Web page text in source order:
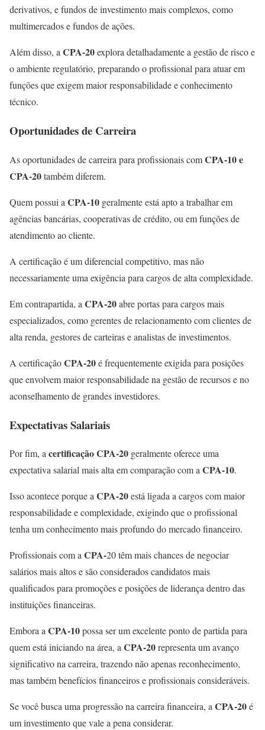
derivativos, e fundos de investimento mais complexos, como
multimercados e fundos de ações.
Além disso, aCPA-20explora detalhadamente a gestão de risco e
o ambiente regulatório, preparando o profissional para atuar em
funções que exigem maior responsabilidade e conhecimento
técnico.
Oportunidades de Carreira
As oportunidades de carreira para profissionais comCPA-10 e
CPA-20também diferem.
Quem possui a CPA-10 geralmente está apto a trabalhar em
agências bancárias, cooperativas de crédito, ou em funções de
atendimento ao cliente.
A certificação é um diferencial competitivo, mas não
necessariamente uma exigência para cargos de alta complexidade.
Em contrapartida, a CPA-20abre portas para cargos mais
especializados, como gerentes de relacionamento com clientes de
alta renda, gestores de carteiras e analistas de investimentos.
A certificaçãoCPA-20é frequentemente exigida para posições
que envolvem maior responsabilidade na gestão de recursos e no
aconselhamento de grandes investidores.
Expectativas Salariais
Por fim, acertificação CPA-20 geralmente oferece uma
expectativa salarial mais alta em comparação com aCPA-10.
Isso acontece porque aCPA-20está ligada a cargos com maior
responsabilidade e complexidade, exigindo que o profissional
tenha um conhecimento mais profundo do mercado financeiro.
Profissionais com aCPA-20 têm mais chances de negociar
salários mais altos e são considerados candidatos mais
qualificados para promoções e posições de liderança dentro das
instituições financeiras.
Embora aCPA-10possa ser um excelente ponto de partida para
quem está iniciando na área, aCPA-20representa um avanço
significativo na carreira, trazendo não apenas reconhecimento,
mas também benefícios financeiros e profissionais consideráveis.
Se você busca uma progressão na carreira financeira, aCPA-20é
um investimento que vale a pena considerar.